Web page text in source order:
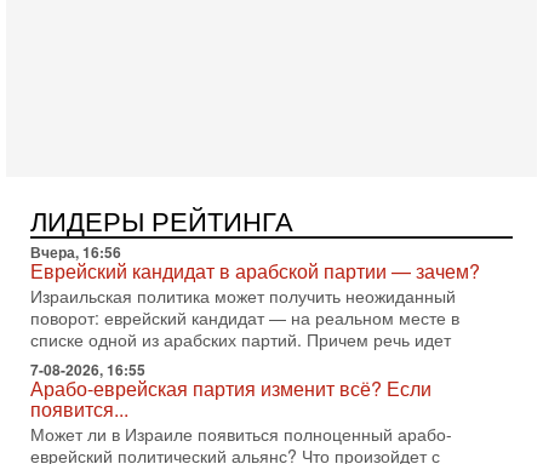
03/08/2026
Президент США Дональд Трамп объявил о возобновлении
переговоров с Ираном, но Тегеран пока не подтвердил
готовность к диалогу. По словам американского
2-08-2026, 08:42
Трамп отменил удар по Ирану - НОВОСТИ
02/08/2026
Президент США Дональд Трамп сегодня заявил об отмене
подготовленного удара по Ирану после обращений
Тегерана и других стран региона. По его словам,
ЛИДЕРЫ РЕЙТИНГА
Вчера, 16:56
Еврейский кандидат в арабской партии — зачем?
Израильская политика может получить неожиданный
поворот: еврейский кандидат — на реальном месте в
списке одной из арабских партий. Причем речь идет
7-08-2026, 16:55
Арабо-еврейская партия изменит всё? Если
появится...
Может ли в Израиле появиться полноценный арабо-
еврейский политический альянс? Что произойдет с